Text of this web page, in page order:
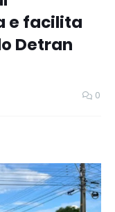
e facilita
Detran
0